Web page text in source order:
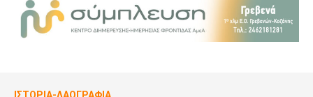
ΙΣΤΟΡΊΑ-ΛΑΟΓΡΑΦΊΑ